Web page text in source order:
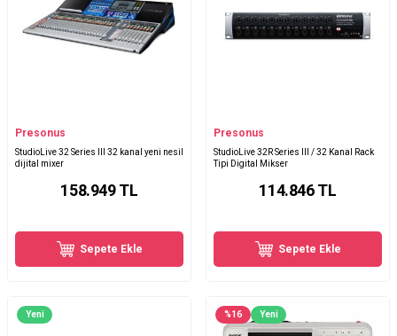
Presonus
StudioLive 32 Series III 32 kanal yeni nesil
dijital mixer
158.949TL
Sepete Ekle
Presonus
StudioLive 32R Series III / 32 Kanal Rack
Tipi Digital Mikser
114.846TL
Sepete Ekle
Yeni %16 Yeni